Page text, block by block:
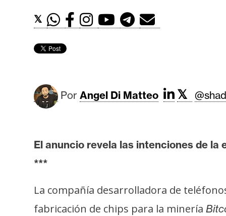
M
r
d
o
B
i
c
o
𝕏
Por Angel Di Matteo 𝕏
El anuncio revela las intenciones de
***
La compañía desarrolladora de
fabricación de chips para la minería